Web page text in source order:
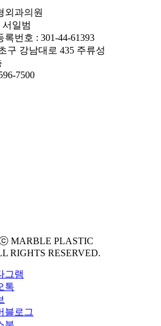
외과의원
일범
록번호 : 301-44-61393
구 강남대로 435 주류성
7500
MARBLE PLASTIC
RIGHTS RESERVED.